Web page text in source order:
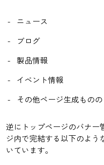
ニュース
ブログ
製品情報
イベント情報
その他ページ生成もの
逆にトップページのバナー
ジ内で完結する以下のよう
いています。